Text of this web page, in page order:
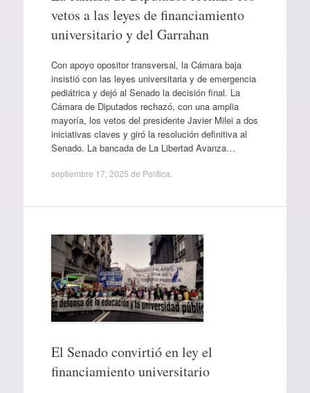
vetos a las leyes de financiamiento
universitario y del Garrahan
Con apoyo opositor transversal, la Cámara baja
insistió con las leyes universitaria y de emergencia
pediátrica y dejó al Senado la decisión final. La
Cámara de Diputados rechazó, con una amplia
mayoría, los vetos del presidente Javier Milei a dos
iniciativas claves y giró la resolución definitiva al
Senado. La bancada de La Libertad Avanza…
septiembre 17, 2025 de Política
El Senado convirtió en ley el
financiamiento universitario